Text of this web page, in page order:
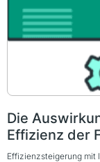
Die
Effizienz der
Effizienzsteigerung mit